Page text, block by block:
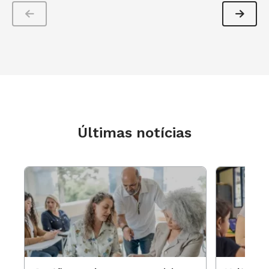
compartilhamento de algo que não só a criança
aprendizagem em conjunto”, ressalta a
coordenadora.
Leia também: Brincadeiras musicais e
cantadas: possibilidades e sugestões para
a Educação Infantil
Confira osplanos de aula e de atividadepara
fazer batuque em casa e movimentar o
Últimas notícias